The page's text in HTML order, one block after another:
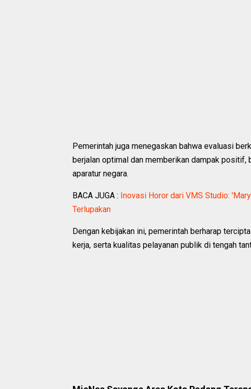
Pemerintah juga menegaskan bahwa evaluasi
berjalan optimal dan memberikan dampak
aparatur negara.
BACA JUGA : Inovasi Horor dari VMS Studio:
Terlupakan
Dengan kebijakan ini, pemerintah berharap
kerja, serta kualitas pelayanan publik di tengah